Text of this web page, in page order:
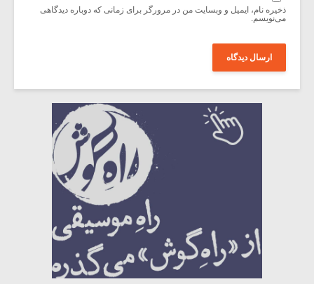
ذخیره نام، ایمیل و وبسایت من در مرورگر برای زمانی که دوباره دیدگاهی
می‌نویسم.